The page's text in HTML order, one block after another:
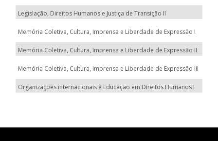
Legislação, Direitos Humanos e Justiça de Transição II
Memória Coletiva, Cultura, Imprensa e Liberdade de Expressão I
Memória Coletiva, Cultura, Imprensa e Liberdade de Expressão II
Memória Coletiva, Cultura, Imprensa e Liberdade de Expressão III
Organizações internacionais e Educação em Direitos Humanos I